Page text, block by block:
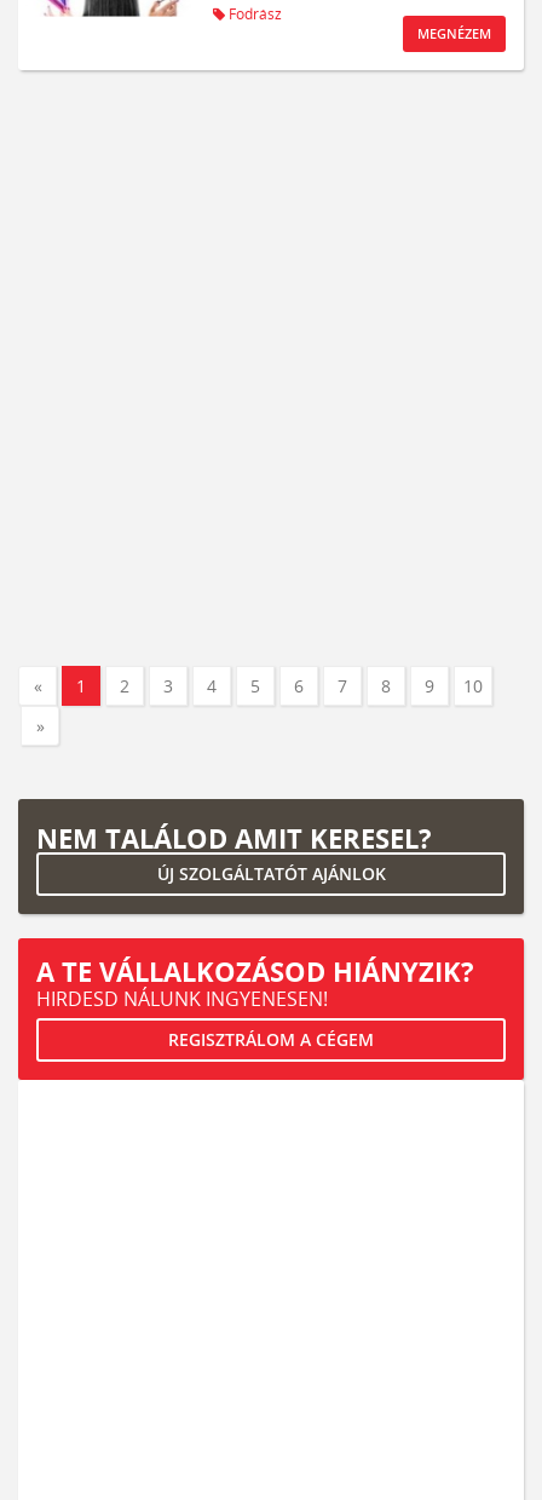
Fodrász
MEGNÉZEM
« 1 2 3 4 5 6 7 8 9
10
»
NEM TALÁLOD AMIT KERESEL?
ÚJ SZOLGÁLTATÓT AJÁNLOK
A TE VÁLLALKOZÁSOD HIÁNYZIK?
HIRDESD NÁLUNK INGYENESEN!
REGISZTRÁLOM A CÉGEM